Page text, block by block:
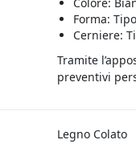
Forma:
Cerniere:
Tramite
preventivi
Legno Colato